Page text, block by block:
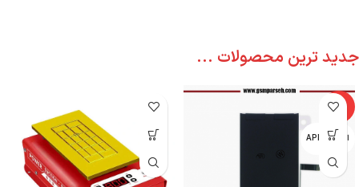
جدید ترین محصولات ...
-6%
اپل - APPLE